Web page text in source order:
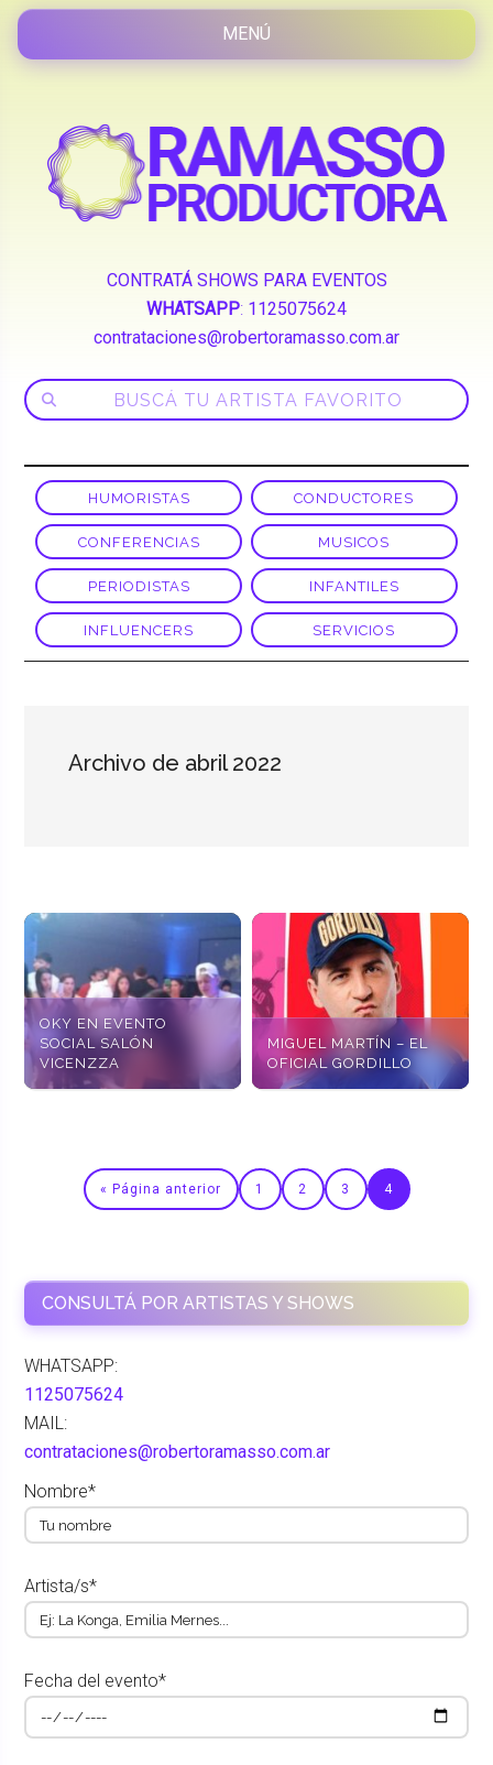
CONTRATÁ SHOWS PARA EVENTOS
WHATSAPP: 1125075624
contrataciones@robertoramasso.com.ar
HUMORISTAS CONDUCTORES
CONFERENCIAS MUSICOS
PERIODISTAS INFANTILES
INFLUENCERS SERVICIOS
Archivo de abril 2022
OKY EN EVENTO
SOCIAL SALÓN
VICENZZA
MIGUEL MARTÍN – EL
OFICIAL GORDILLO
« Página anterior 1 2 3 4
CONSULTÁ POR ARTISTAS Y SHOWS
WHATSAPP:
1125075624
MAIL:
contrataciones@robertoramasso.com.ar
Nombre*
Artista/s*
Fecha del evento*